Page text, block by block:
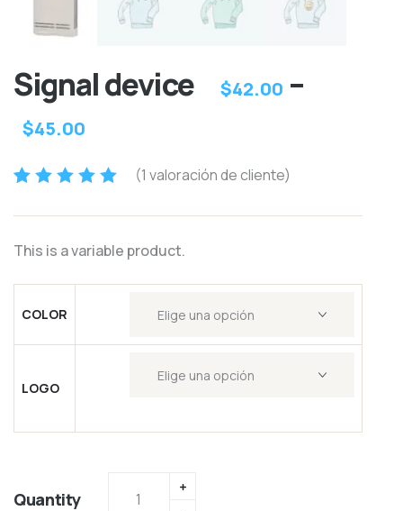
Signal device $42.00 –
$45.00
basado en
(1 valoración de cliente)
This is a variable product.
COLOR
LOGO
Quantity